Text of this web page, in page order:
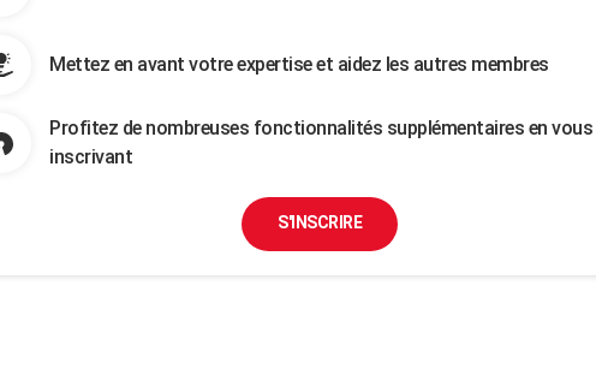
Mettez en avant votre expertise et aidez les autres membres
Profitez de nombreuses fonctionnalités supplémentaires en vous
inscrivant
S'INSCRIRE